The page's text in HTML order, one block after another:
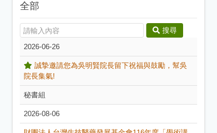
全部
搜尋
2026-06-26
誠摯邀請您為吳明賢院長留下祝福與鼓勵，幫吳
院長集氣!
秘書組
2026-08-06